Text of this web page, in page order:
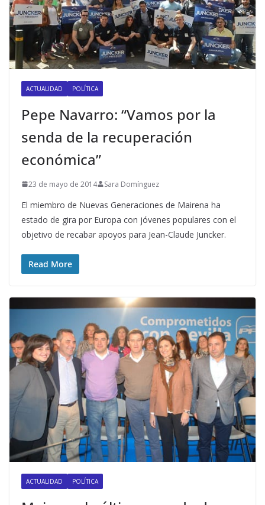
ACTUALIDAD POLÍTICA
Pepe Navarro: “Vamos por la
senda de la recuperación
económica”
23 de mayo de 2014 Sara Domínguez
El miembro de Nuevas Generaciones de Mairena ha
estado de gira por Europa con jóvenes populares con el
objetivo de recabar apoyos para Jean-Claude Juncker.
Read More
ACTUALIDAD POLÍTICA